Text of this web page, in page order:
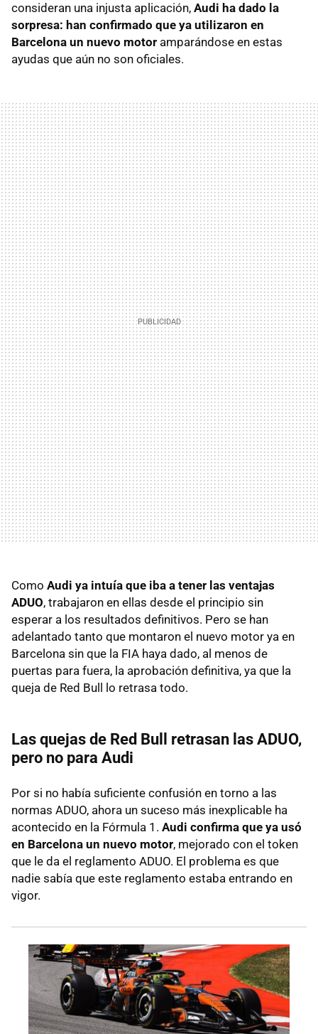
consideran una injusta aplicación, Audi ha dado la
sorpresa: han confirmado que ya utilizaron en
Barcelona un nuevo motor amparándose en estas
ayudas que aún no son oficiales.
Como Audi ya intuía que iba a tener las ventajas
ADUO, trabajaron en ellas desde el principio sin
esperar a los resultados definitivos. Pero se han
adelantado tanto que montaron el nuevo motor ya en
Barcelona sin que la FIA haya dado, al menos de
puertas para fuera, la aprobación definitiva, ya que la
queja de Red Bull lo retrasa todo.
Las quejas de Red Bull retrasan las ADUO,
pero no para Audi
Por si no había suficiente confusión en torno a las
normas ADUO, ahora un suceso más inexplicable ha
acontecido en la Fórmula 1. Audi confirma que ya usó
en Barcelona un nuevo motor, mejorado con el token
que le da el reglamento ADUO. El problema es que
nadie sabía que este reglamento estaba entrando en
vigor.